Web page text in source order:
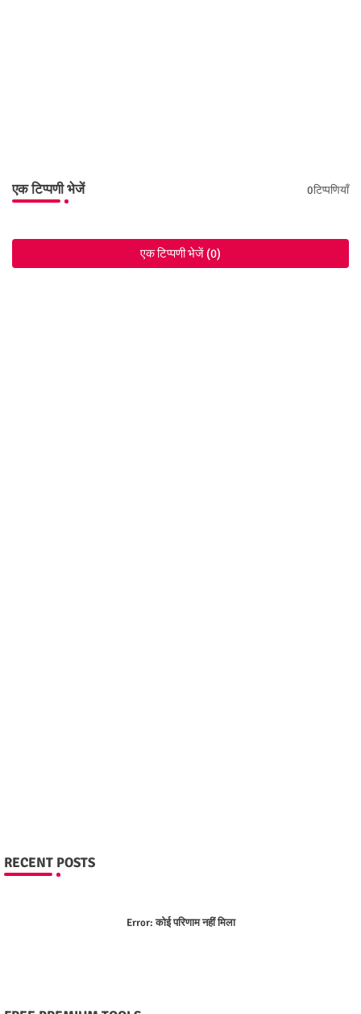
एक टिप्पणी भेजें 0टिप्पणियाँ
एक टिप्पणी भेजें (0)
RECENT POSTS
Error:कोई परिणाम नहीं मिला